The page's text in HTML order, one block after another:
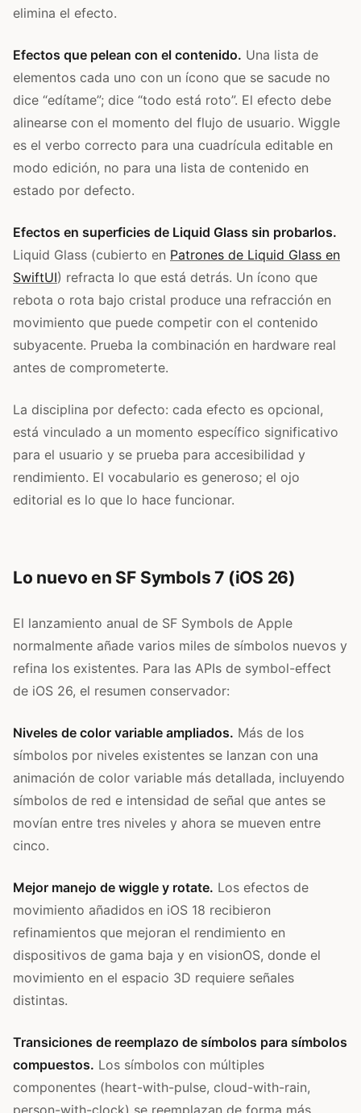
elimina el efecto.
Efectos que pelean con el contenido. Una lista de
elementos cada uno con un ícono que se sacude no
dice “edítame”; dice “todo está roto”. El efecto debe
alinearse con el momento del flujo de usuario. Wiggle
es el verbo correcto para una cuadrícula editable en
modo edición, no para una lista de contenido en
estado por defecto.
Efectos en superficies de Liquid Glass sin probarlos.
Liquid Glass (cubierto en Patrones de Liquid Glass en
SwiftUI) refracta lo que está detrás. Un ícono que
rebota o rota bajo cristal produce una refracción en
movimiento que puede competir con el contenido
subyacente. Prueba la combinación en hardware real
antes de comprometerte.
La disciplina por defecto: cada efecto es opcional,
está vinculado a un momento específico significativo
para el usuario y se prueba para accesibilidad y
rendimiento. El vocabulario es generoso; el ojo
editorial es lo que lo hace funcionar.
Lo nuevo en SF Symbols 7 (iOS 26)
El lanzamiento anual de SF Symbols de Apple
normalmente añade varios miles de símbolos nuevos y
refina los existentes. Para las APIs de symbol-effect
de iOS 26, el resumen conservador:
Niveles de color variable ampliados. Más de los
símbolos por niveles existentes se lanzan con una
animación de color variable más detallada, incluyendo
símbolos de red e intensidad de señal que antes se
movían entre tres niveles y ahora se mueven entre
cinco.
Mejor manejo de wiggle y rotate. Los efectos de
movimiento añadidos en iOS 18 recibieron
refinamientos que mejoran el rendimiento en
dispositivos de gama baja y en visionOS, donde el
movimiento en el espacio 3D requiere señales
distintas.
Transiciones de reemplazo de símbolos para símbolos
compuestos. Los símbolos con múltiples
componentes (heart-with-pulse, cloud-with-rain,
person-with-clock) se reemplazan de forma más